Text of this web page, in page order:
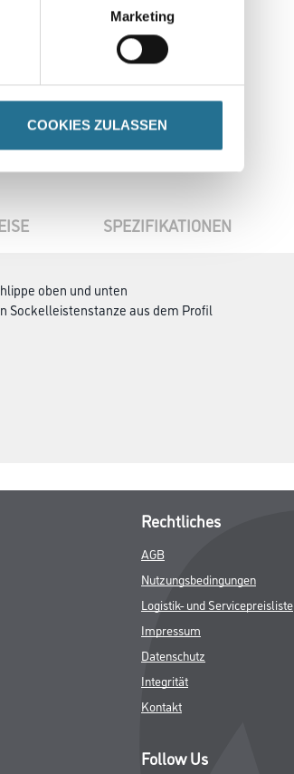
Marketing
COOKIES ZULASSEN
SPEZIFIKATIONEN
oben und unten
Sockelleistenstanze aus dem Profil
Rechtliches
AGB
Nutzungsbedingungen
Logistik- und Servicepreisliste
Impressum
Datenschutz
Integrität
Kontakt
Follow Us